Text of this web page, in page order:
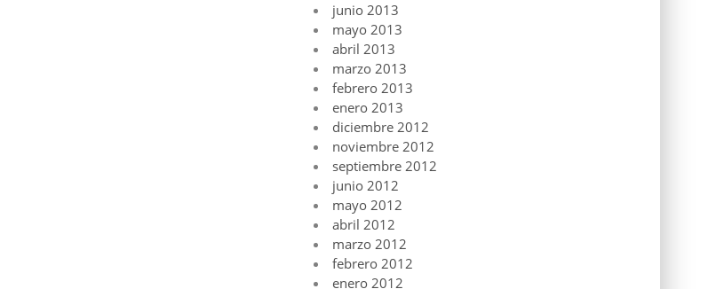
junio 2013
mayo 2013
abril 2013
marzo 2013
febrero 2013
enero 2013
diciembre 2012
noviembre 2012
septiembre 2012
junio 2012
mayo 2012
abril 2012
marzo 2012
febrero 2012
enero 2012